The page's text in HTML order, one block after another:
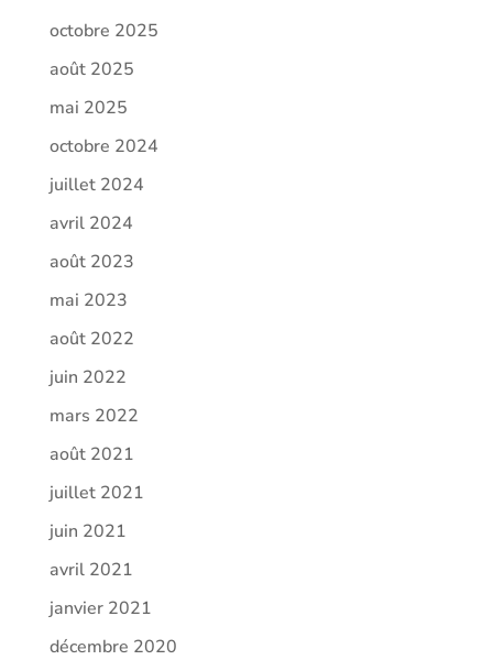
octobre 2025
août 2025
mai 2025
octobre 2024
juillet 2024
avril 2024
août 2023
mai 2023
août 2022
juin 2022
mars 2022
août 2021
juillet 2021
juin 2021
avril 2021
janvier 2021
décembre 2020